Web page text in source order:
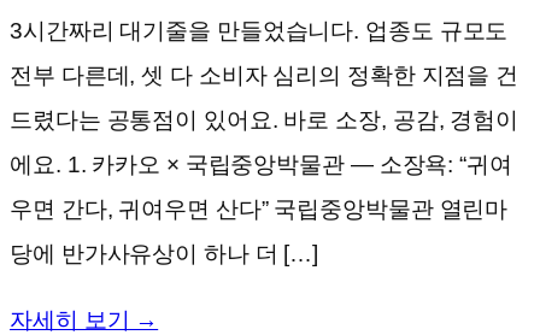
3시간짜리 대기줄을 만들었습니다. 업종도 규모도
전부 다른데, 셋 다 소비자 심리의 정확한 지점을 건
드렸다는 공통점이 있어요. 바로 소장, 공감, 경험이
에요. 1. 카카오 × 국립중앙박물관 — 소장욕: “귀여
우면 간다, 귀여우면 산다” 국립중앙박물관 열린마
당에 반가사유상이 하나 더 […]
자세히 보기 →